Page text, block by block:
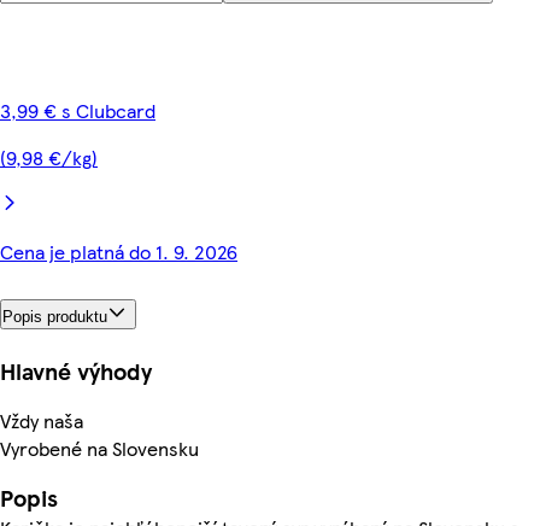
3,99 € s Clubcard
(9,98 €/kg)
Cena je platná do 1. 9. 2026
Popis produktu
Hlavné výhody
Vždy naša
Vyrobené na Slovensku
Popis